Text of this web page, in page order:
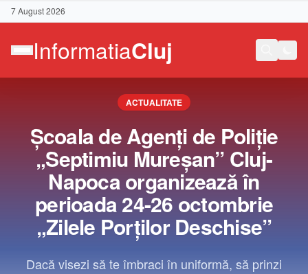
7 August 2026
ACTUALITATE
Şcoala de Agenţi de Poliţie
„Septimiu Mureşan” Cluj-
Napoca organizează în
perioada 24-26 octombrie
„Zilele Porţilor Deschise”
Dacă visezi să te îmbraci în uniformă, să prinzi